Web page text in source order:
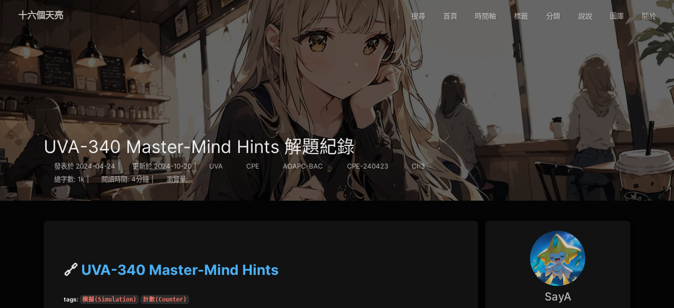
十六個天亮 搜尋 首頁 時間軸 標籤 分類 說說 圖庫 關於
UVA-340 Master-Mind Hints 解題紀錄
發表於 2024-04-24 更新於 2024-10-20 | UVA CPE AOAPC-BAC CPE-240423
Ch3
總字數: 1k | 閱讀時間: 4分鐘 | 瀏覽量:
🔗 UVA-340 Master-Mind Hints
tags: 模擬(Simulation) 計數(Counter) SayA